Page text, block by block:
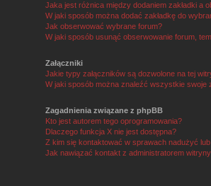
Jaka jest różnica między dodaniem zakładki a
W jaki sposób można dodać zakładkę do
Jak obserwować wybrane forum?
W jaki sposób usunąć obserwowanie forum,
Załączniki
Jakie typy załączników są dozwolone na tej
W jaki sposób można znaleźć wszystkie swoje
Zagadnienia związane z phpBB
Kto jest autorem tego oprogramowania?
Dlaczego funkcja X nie jest dostępna?
Z kim się kontaktować w sprawach nadużyć
Jak nawiązać kontakt z administratorem